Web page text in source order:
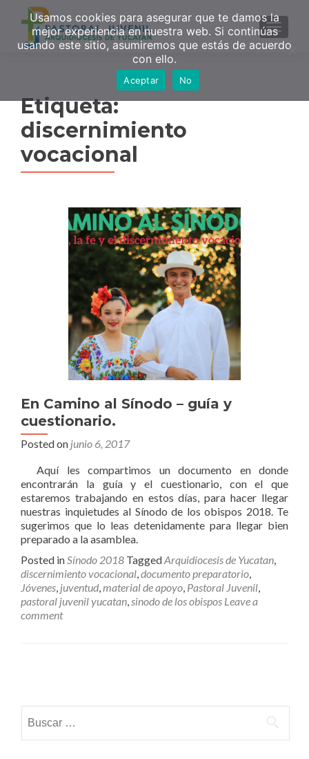
MENU
Etiqueta:
discernimiento
vocacional
En Camino al Sínodo – guía y
cuestionario.
Posted on junio 6, 2017
Aquí les compartimos un documento en donde
encontrarán la guía y el cuestionario, con el que
estaremos trabajando en estos días, para hacer llegar
nuestras inquietudes al Sínodo de los obispos 2018. Te
sugerimos que lo leas detenidamente para llegar bien
preparado a la asamblea.
Posted inSínodo 2018 TaggedArquidiocesis de Yucatan,
discernimiento vocacional,documento preparatorio,
Jóvenes, juventud,material de apoyo, Pastoral Juvenil,
pastoral juvenil yucatan,sinodo de los obispos Leave a
comment
navigation
Usamos cookies para asegurar que te damos la
mejor experiencia en nuestra web. Si continúas
usando este sitio, asumiremos que estás de acuerdo
con ello.
Aceptar No